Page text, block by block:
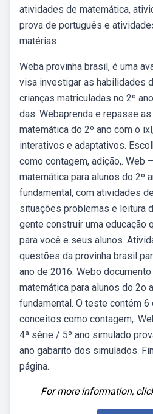
atividades de matemática,
prova de português e
matérias
Weba provinha brasil, é uma
visa investigar as habilidades
crianças matriculadas no 2º
das. Webaprenda e repasse
matemática do 2º ano com o
interativos e adaptativos.
como contagem, adição,. Web
matemática para alunos do 2º
fundamental, com atividades
situações problemas e leitura
gente construir uma educação
para você e seus alunos.
questões da provinha brasil
ano de 2016. Webo
matemática para alunos do 2o
fundamental. O teste contém
conceitos como contagem,.
4ª série / 5º ano simulado
ano gabarito dos simulados.
página.
For more information,